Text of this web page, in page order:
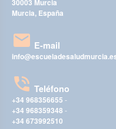
30003 Murcia
Murcia, España
E-mail
Teléfono
+34 968356655 -
+34 968359348 -
+34 673992510